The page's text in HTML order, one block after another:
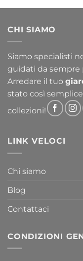
CHI SIAMO
Siamo specialisti
guidati da sempre
Arredare il tuo
stato così
collezioni!
LINK VELOCI
Chi siamo
Blog
Contattaci
CONDIZIONI